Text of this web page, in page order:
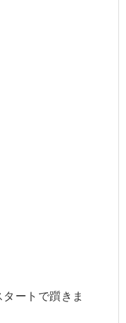
ートで躓きま